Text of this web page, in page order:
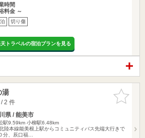
時間
料金 ～
切り傷
トラベルの宿泊プランを見る
お気に入
りに追加
湯
2 件
県 / 能美市
駅9.59km 小柳駅6.48km
陸本線能美根上駅からコミュニティバス先端大行きで
分、辰口福…